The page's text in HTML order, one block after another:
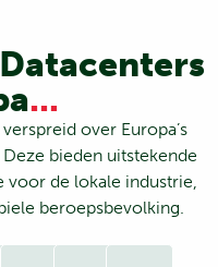
...
over Europa’s
bieden uitstekende
voor de lokale industrie,
beroepsbevolking.